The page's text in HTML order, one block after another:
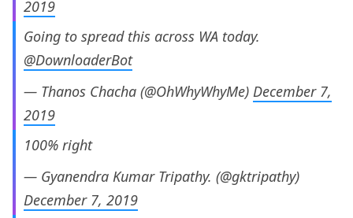
2019
Going to spread this across WA today.
@DownloaderBot
— Thanos Chacha (@OhWhyWhyMe) December 7,
2019
100% right
— Gyanendra Kumar Tripathy. (@gktripathy)
December 7, 2019